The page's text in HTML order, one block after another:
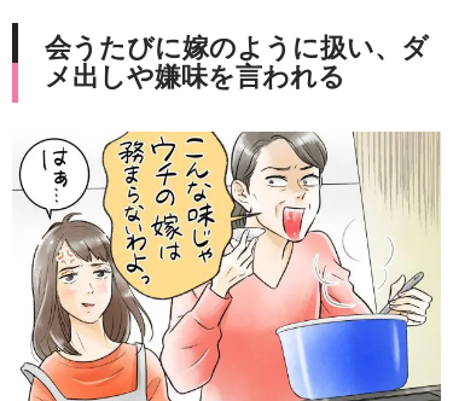
会うたびに嫁のように扱い、ダ
メ出しや嫌味を言われる